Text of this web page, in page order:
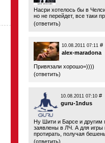
Насри хотелось бы в
но не перейдет, все таки
(ответить)
10.08.2011 07:11 #
alex-maradona
Привязали хорошо=))))
(ответить)
10.08.2011 07:10 #
guru-1ndus
Ну Шити и Барсе и другим
заявлены в ЛЧ. А для игры
протирать, получая
(ответить)